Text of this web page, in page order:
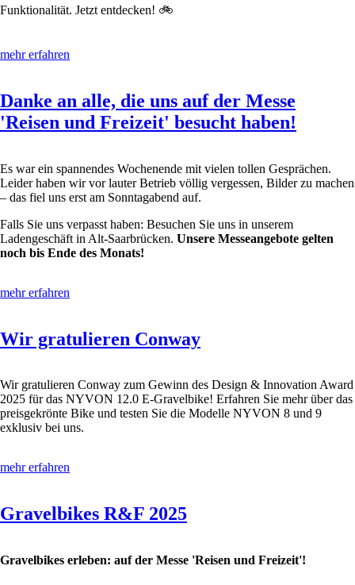
Funktionalität. Jetzt entdecken! 🚲
mehr erfahren
Danke an alle, die uns auf der Messe
'Reisen und Freizeit' besucht haben!
Es war ein spannendes Wochenende mit vielen tollen Gesprächen.
Leider haben wir vor lauter Betrieb völlig vergessen, Bilder zu machen
– das fiel uns erst am Sonntagabend auf.
Falls Sie uns verpasst haben: Besuchen Sie uns in unserem
Ladengeschäft in Alt-Saarbrücken. Unsere Messeangebote gelten
noch bis Ende des Monats!
mehr erfahren
Wir gratulieren Conway
Wir gratulieren Conway zum Gewinn des Design & Innovation Award
2025 für das NYVON 12.0 E-Gravelbike! Erfahren Sie mehr über das
preisgekrönte Bike und testen Sie die Modelle NYVON 8 und 9
exklusiv bei uns.
mehr erfahren
Gravelbikes R&F 2025
Gravelbikes erleben: auf der Messe 'Reisen und Freizeit'!